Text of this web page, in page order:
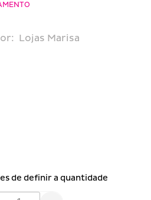
Lojas Marisa
de definir a quantidade